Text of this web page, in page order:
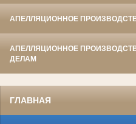
АПЕЛЛЯЦИОННОЕ
АПЕЛЛЯЦИОННОЕ
ДЕЛАМ
ГЛАВНАЯ